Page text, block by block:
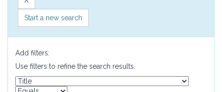
Start a new search
Add filters:
Use filters to refine the search results.